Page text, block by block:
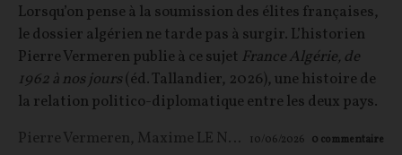
Lorsqu’on pense à la soumission des élites françaises,
le dossier algérien ne tarde pas à surgir. L’historien
Pierre Vermeren publie à ce sujet France Algérie, de
1962 à nos jours(éd. Tallandier, 2026), une histoire de
la relation politico-diplomatique entre les deux pays.
Pierre Vermeren, Maxime LE NAGARD 10/06/2026 0 commentaire